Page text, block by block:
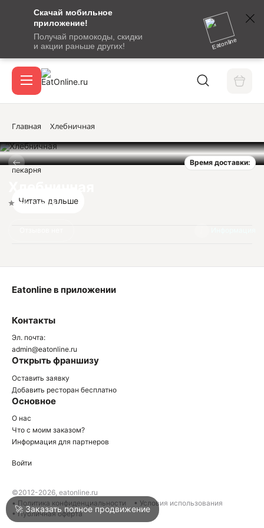
Скачай мобильное
приложение!
Получай промокоды, скидки
и акции раньше других!
Eatonline
сообщение
кодом
подтверждения
Вход / регистрация
Акции
Войти
Написать в техподдержку
Главная Хлебничная
Время доставки:
Нет оценок
пекарня
Читать дальше
Контакты
Эл. почта:
admin@eatonline.ru
Открыть франшизу
Оставить заявку
Добавить ресторан бесплатно
Основное
О нас
Что с моим заказом?
Информация для партнеров
Eatonline в приложении
Войти
©2012-2026, eatonline.ru
• Политика конфиденциальности
• Условия использования
• Публичная оферта
🚀 Заказать полное продвижение